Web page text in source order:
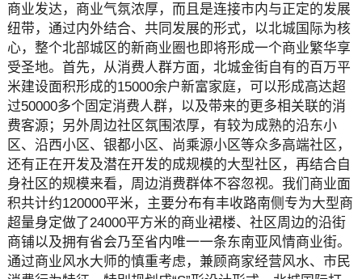
商业发达，商业气氛浓厚，而且是连接市内与正定的发展
纽带，通过内外结合、共同发展的形式，以北城国际为核
心，整个北部城区的新商业圈也即将形成一个商业繁华享
受圣地。首先，从消费人群方面，北城金街自有的百万平
米建设面积形成的15000余户新富家庭，可以形成高达超
过50000多个固定消费人群，以及带来的更多相关联的消
费客源；另外周边社区氛围浓厚，有较为成熟的沿东小
区、沿西小区、银都小区、尚乘源小区等众多高端社区，
还有正在开发及潜在开发的成规模的大型社区，再结合自
身社区的规模来看，周边消费群体不容忽视。我们商业面
积共计约120000平米，主要分布有丰收路南侧专为大型商
超量身定做了24000平方米的商业裙楼、社区周边的沿街
商铺以及拥有省会乃至省内唯一一条东南亚风情商业街。
通过商业风水大师的慎重考虑，兼顾商家经营风水、市民